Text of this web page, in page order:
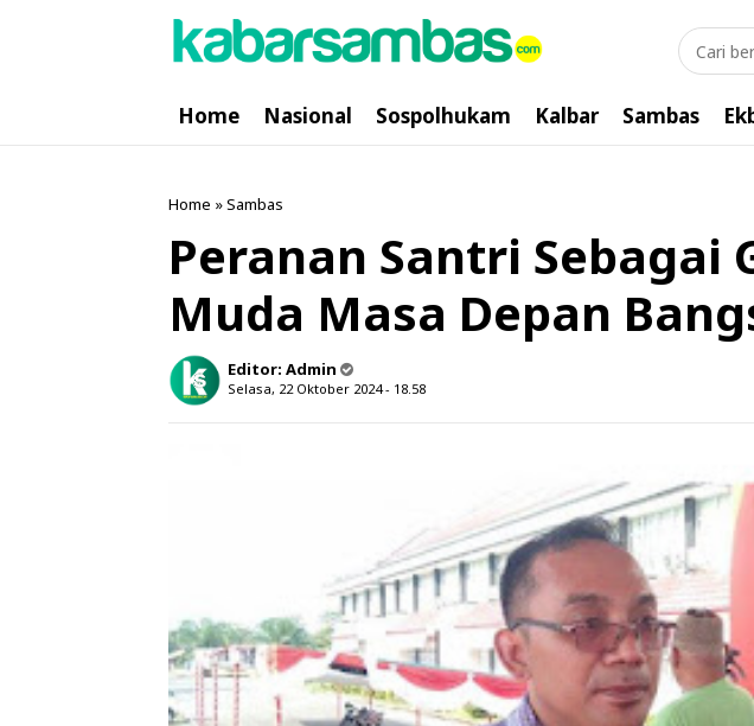
Home Nasional Sospolhukam Kalbar Sambas
Home »Sambas
Peranan Santri Sebagai
Muda Masa Depan
Editor: Admin
Selasa, 22 Oktober 2024 - 18.58